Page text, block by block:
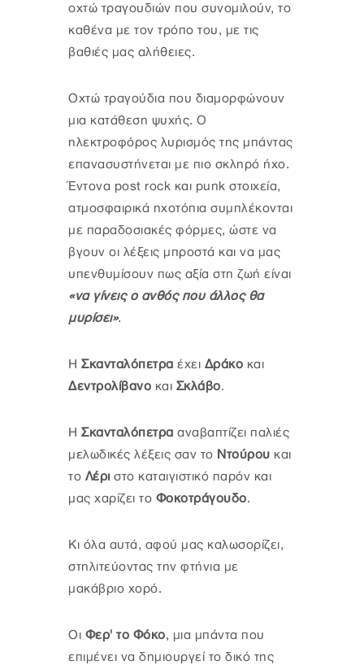
οχτώ τραγουδιών που συνομιλούν, το
καθένα με τον τρόπο του, με τις
βαθιές μας αλήθειες.
Οχτώ τραγούδια που διαμορφώνουν
μια κατάθεση ψυχής. Ο
ηλεκτροφόρος λυρισμός της μπάντας
επανασυστήνεται με πιο σκληρό ήχο.
Έντονα post rock και punk στοιχεία,
ατμοσφαιρικά ηχοτόπια συμπλέκονται
με παραδοσιακές φόρμες, ώστε να
βγουν οι λέξεις μπροστά και να μας
υπενθυμίσουν πως αξία στη ζωή είναι
«να γίνεις ο ανθός που άλλος θα
μυρίσει».
Η Σκανταλόπετρα έχει Δράκο και
Δεντρολίβανο και Σκλάβο.
Η Σκανταλόπετρα αναβαπτίζει παλιές
μελωδικές λέξεις σαν το Ντούρου και
το Λέρι στο καταιγιστικό παρόν και
μας χαρίζει το Φοκοτράγουδο.
Κι όλα αυτά, αφού μας καλωσορίζει,
στηλιτεύοντας την φτήνια με
μακάβριο χορό.
Οι Φερ' το Φόκο, μια μπάντα που
επιμένει να δημιουργεί το δικό της